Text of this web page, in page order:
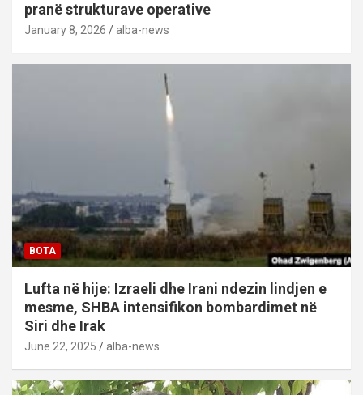
pranë strukturave operative
January 8, 2026 alba-news
BOTA
Lufta në hije: Izraeli dhe Irani ndezin lindjen e
mesme, SHBA intensifikon bombardimet në
Siri dhe Irak
June 22, 2025 alba-news